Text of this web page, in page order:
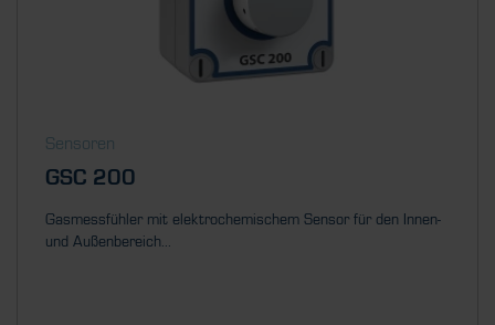
Sensoren
GSC 200
Gasmessfühler mit elektrochemischem Sensor für den Innen-
und Außenbereich...